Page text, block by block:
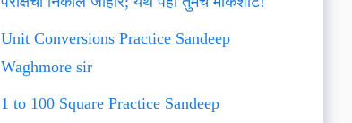
Unit Conversions Practice Sandeep
Waghmore sir
1 to 100 Square Practice Sandeep